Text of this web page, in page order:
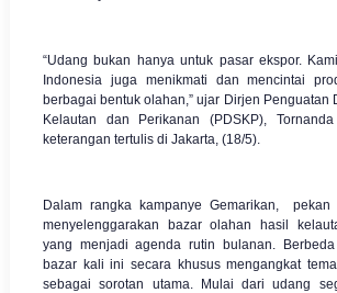
“Udang bukan hanya untuk pasar ekspor.
Indonesia juga menikmati dan mencintai
berbagai bentuk olahan,” ujar Dirjen Penguatan
Kelautan dan Perikanan (PDSKP),
keterangan tertulis di Jakarta, (18/5).
Dalam rangka kampanye Gemarikan,
menyelenggarakan bazar olahan hasil
yang menjadi agenda rutin bulanan. Berbeda
bazar kali ini secara khusus mengangkat
sebagai sorotan utama. Mulai dari udang